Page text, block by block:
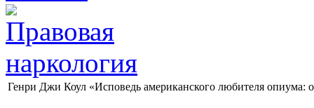
Генри Джи Коул «Исповедь американского любителя опиума: